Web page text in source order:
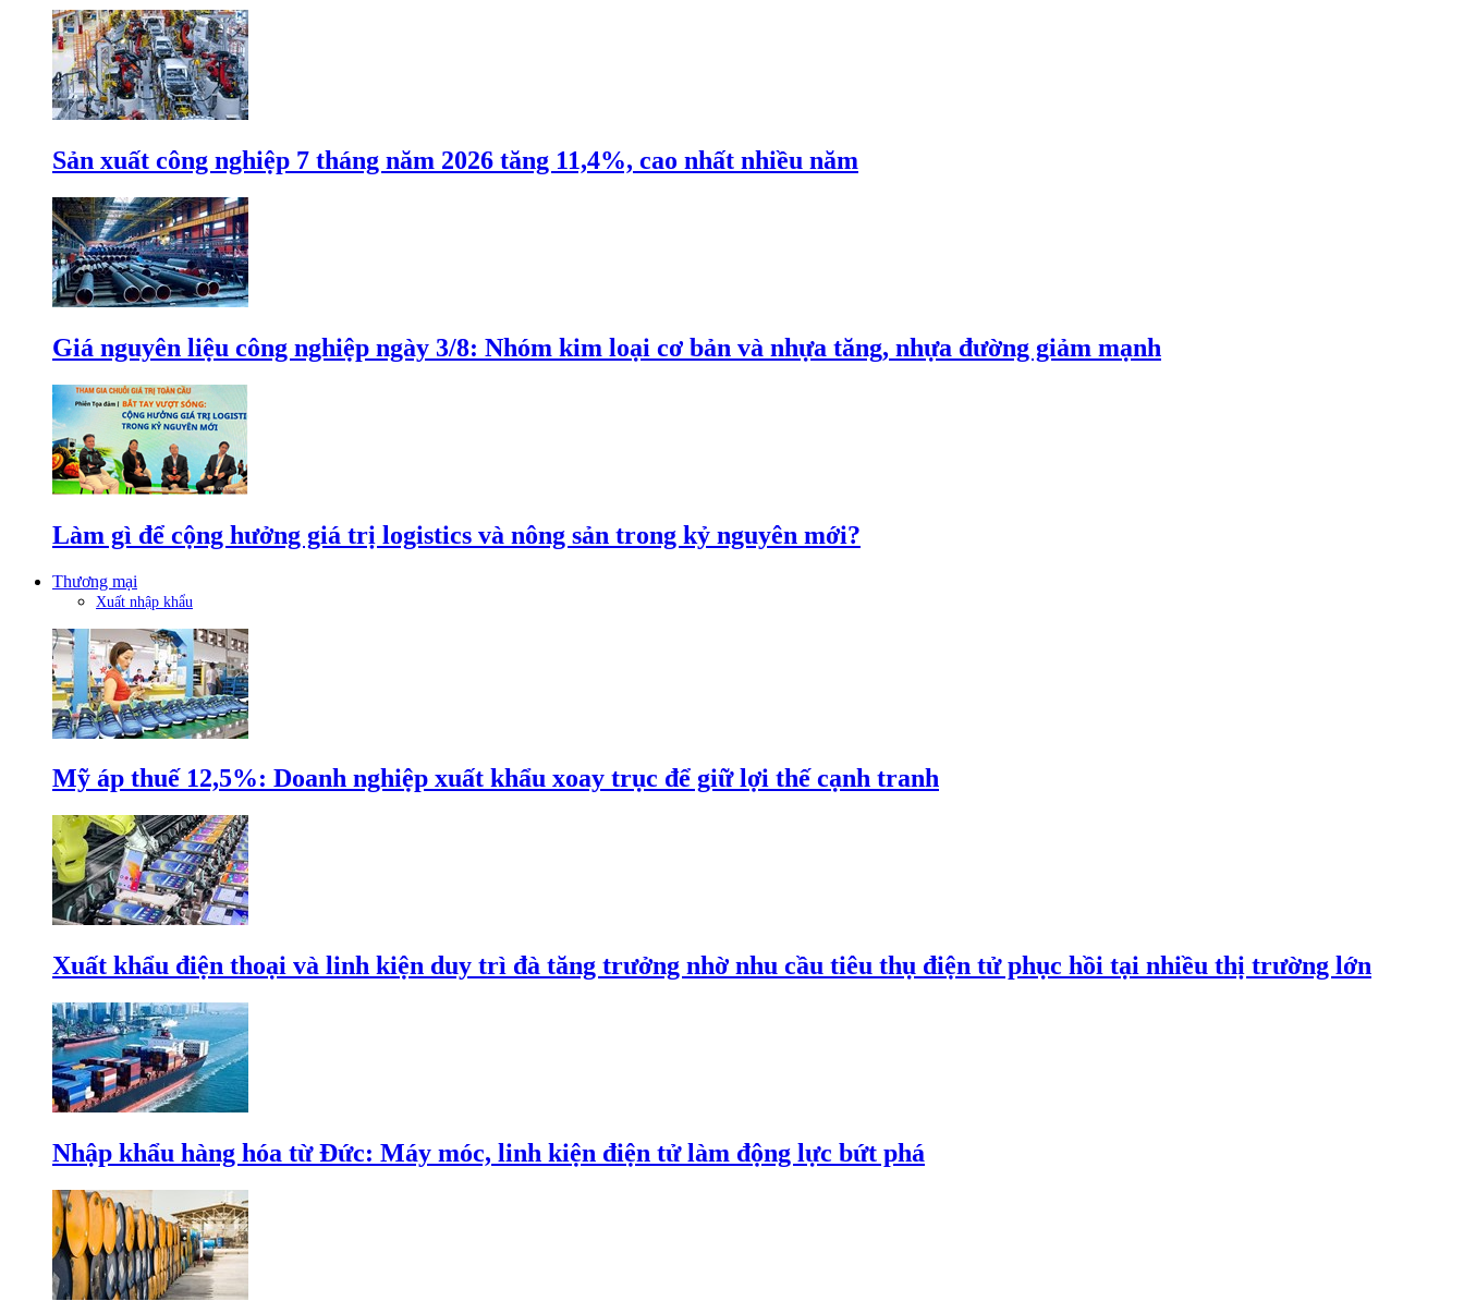
Sản xuất công nghiệp 7 tháng năm 2026 tăng 11,4%, cao nhất nhiều năm
Giá nguyên liệu công nghiệp ngày 3/8: Nhóm kim loại cơ bản và nhựa tăng, nhựa đường giảm mạnh
Làm gì để cộng hưởng giá trị logistics và nông sản trong kỷ nguyên mới?
Thương mại
Xuất nhập khẩu
Mỹ áp thuế 12,5%: Doanh nghiệp xuất khẩu xoay trục để giữ lợi thế cạnh tranh
Xuất khẩu điện thoại và linh kiện duy trì đà tăng trưởng nhờ nhu cầu tiêu thụ điện tử phục hồi tại nhiều thị trường lớn
Nhập khẩu hàng hóa từ Đức: Máy móc, linh kiện điện tử làm động lực bứt phá